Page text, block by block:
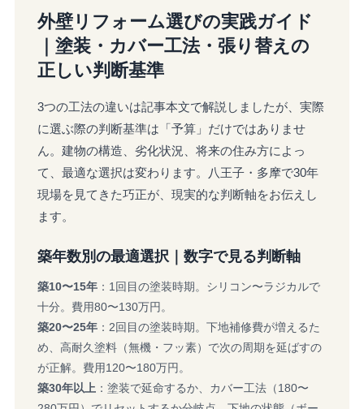
外壁リフォーム選びの実践ガイド
｜塗装・カバー工法・張り替えの
正しい判断基準
3つの工法の違いは記事本文で解説しましたが、実際
に選ぶ際の判断基準は「予算」だけではありませ
ん。建物の構造、劣化状況、将来の住み方によっ
て、最適な選択は変わります。八王子・多摩で30年
現場を見てきた巧正が、現実的な判断軸をお伝えし
ます。
築年数別の最適選択｜数字で見る判断軸
築10〜15年：1回目の塗装時期。シリコン〜ラジカルで
十分。費用80〜130万円。
築20〜25年：2回目の塗装時期。下地補修費が増えるた
め、高耐久塗料（無機・フッ素）で次の周期を延ばすの
が正解。費用120〜180万円。
築30年以上：塗装で延命するか、カバー工法（180〜